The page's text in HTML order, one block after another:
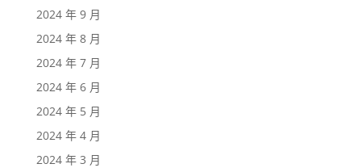
2024 年 9 月
2024 年 8 月
2024 年 7 月
2024 年 6 月
2024 年 5 月
2024 年 4 月
2024 年 3 月